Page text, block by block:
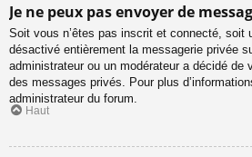
Je ne peux pas envoyer de
Soit vous n’êtes pas inscrit et connecté, soit
désactivé entièrement la messagerie privée
administrateur ou un modérateur a décidé de
des messages privés. Pour plus
administrateur du forum.
Haut